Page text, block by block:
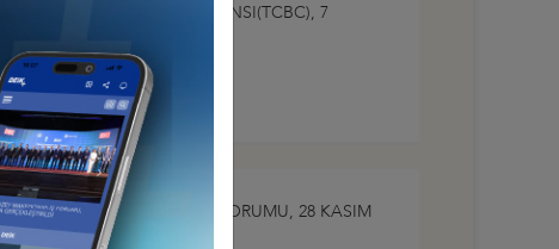
III. TÜRKİYE-ÇİN İŞ KONFERANSI(TCBC), 7
Türkiye - Çin İş Konseyi
TÜRKİYE-FAS İŞ VE YATIRIM FORUMU, 28 KASIM
2025, İSTANBUL